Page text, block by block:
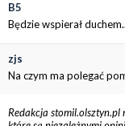
B5
Będzie wspierał
zjs
Na czym ma polegać
Redakcja stomil.olsztyn.pl